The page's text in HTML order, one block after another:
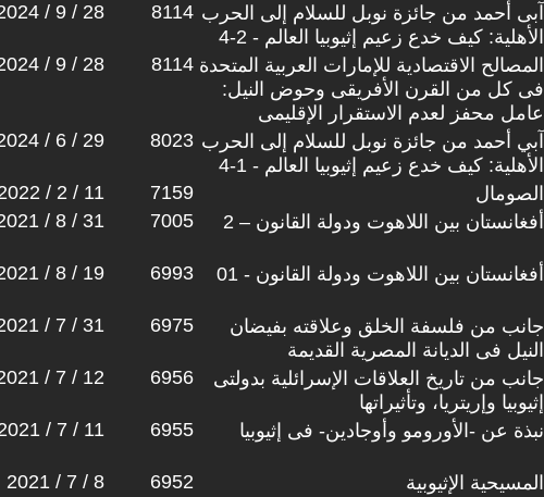
/ 9 / 28 8114 آبى أحمد من جائزة نوبل للسلام إلى الحرب
الأهلية: كيف خدع زعيم إثيوبيا العالم - 2-4
/ 9 / 28 8114 المصالح الاقتصادية للإمارات العربية المتحدة
فى كل من القرن الأفريقى وحوض النيل:
عامل محفز لعدم الاستقرار الإقليمى
/ 6 / 29 8023 آبي أحمد من جائزة نوبل للسلام إلى الحرب
الأهلية: كيف خدع زعيم إثيوبيا العالم - 1-4
/ 2 / 11 7159 الصومال
/ 8 / 31 7005 أفغانستان بين اللاهوت ودولة القانون – 2
/ 8 / 19 6993 أفغانستان بين اللاهوت ودولة القانون - 01
/ 7 / 31 6975
جانب من فلسفة الخلق وعلاقته بفيضان
النيل فى الديانة المصرية القديمة
/ 7 / 12 6956
جانب من تاريخ العلاقات الإسرائلية بدولتى
إثيوبيا وإريتريا، وتأثيراتها
/ 7 / 11 6955 نبذة عن -الأورومو وأوجادين- فى إثيوبيا
2021 / 7 / 8 6952 المسيحية الإثيوبية